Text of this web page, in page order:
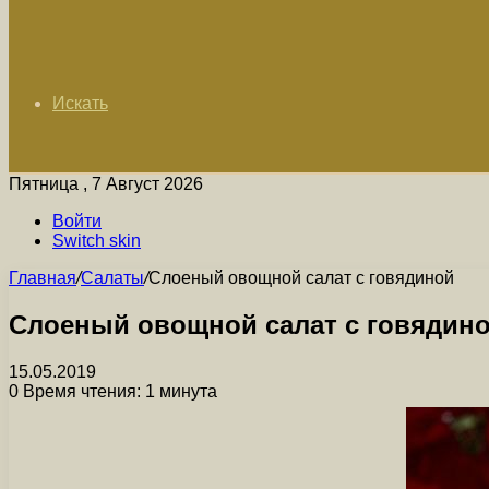
Искать
Пятница , 7 Август 2026
Войти
Switch skin
Главная/Салаты/Слоеный овощной салат с говядиной
Слоеный овощной салат с
15.05.2019
0 Время чтения: 1 минута